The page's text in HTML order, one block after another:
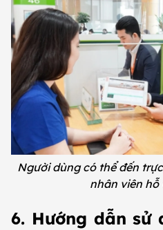
Người dùng có thể đến
nhân viên
6. Hướng dẫn sử